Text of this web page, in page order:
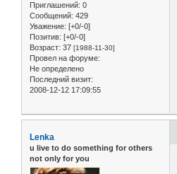
Приглашений: 0
Сообщений: 429
Уважение: [+0/-0]
Позитив: [+0/-0]
Возраст: 37 [1988-11-30]
Провел на форуме:
Не определено
Последний визит:
2008-12-12 17:09:55
Lenka
u live to do something for others
not only for you